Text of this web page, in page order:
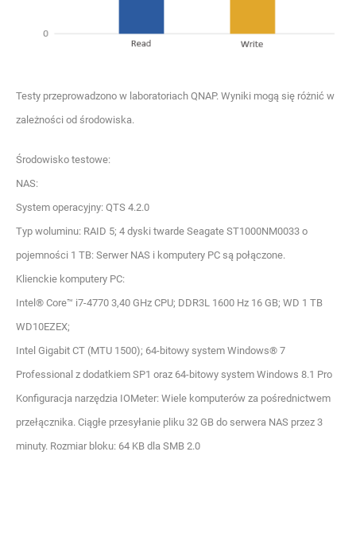
Testy przeprowadzono w laboratoriach QNAP. Wyniki mogą się różnić w
zależności od środowiska.
Środowisko testowe:
NAS:
System operacyjny: QTS 4.2.0
Typ woluminu: RAID 5; 4 dyski twarde Seagate ST1000NM0033 o
pojemności 1 TB: Serwer NAS i komputery PC są połączone.
Klienckie komputery PC:
Intel® Core™ i7-4770 3,40 GHz CPU; DDR3L 1600 Hz 16 GB; WD 1 TB
WD10EZEX;
Intel Gigabit CT (MTU 1500); 64-bitowy system Windows® 7
Professional z dodatkiem SP1 oraz 64-bitowy system Windows 8.1 Pro
Konfiguracja narzędzia IOMeter: Wiele komputerów za pośrednictwem
przełącznika. Ciągłe przesyłanie pliku 32 GB do serwera NAS przez 3
minuty. Rozmiar bloku: 64 KB dla SMB 2.0